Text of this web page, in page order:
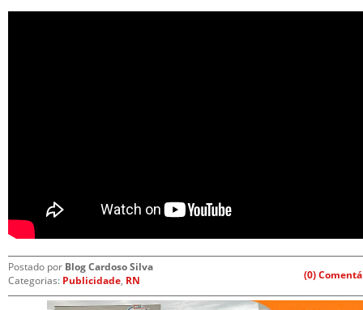
Postado por Blog Cardoso Silva
Categorias: Publicidade, RN (0)